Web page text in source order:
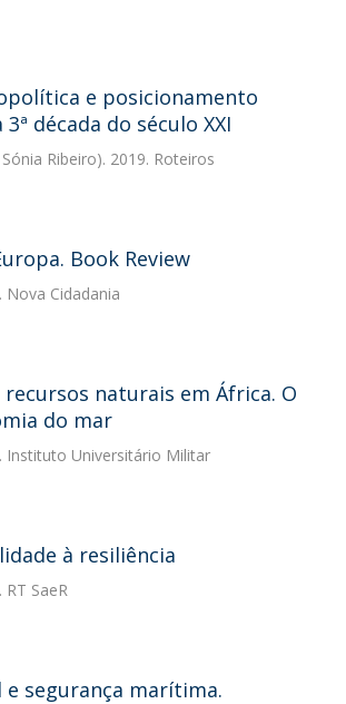
e posicionamento
década do século XXI
Ribeiro). 2019. Roteiros
Book Review
Nova Cidadania
naturais em África. O
do mar
Instituto Universitário Militar
à resiliência
RT SaeR
e segurança marítima.